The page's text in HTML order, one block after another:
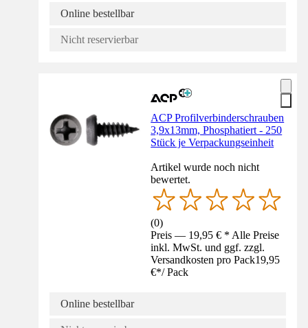
Online bestellbar
Nicht reservierbar
ACP Profilverbinderschrauben
3,9x13mm, Phosphatiert - 250
Stück je Verpackungseinheit
Artikel wurde noch nicht
bewertet.
(0)
Preis — 19,95 € * Alle Preise
inkl. MwSt. und ggf. zzgl.
Versandkosten pro Pack19,95
€*/ Pack
Online bestellbar